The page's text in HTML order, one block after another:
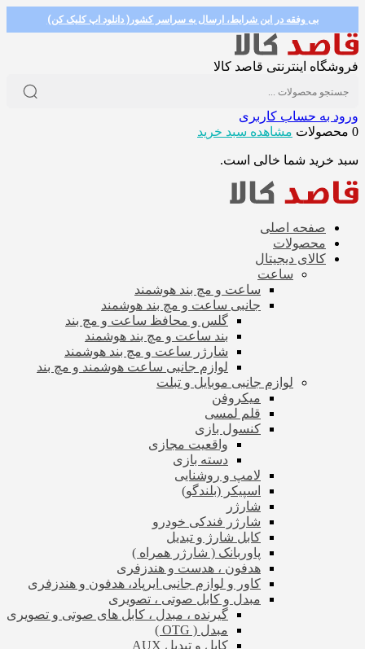
بی وفقه در این شرایط، ارسال به سراسر کشور( دانلود اپ کلیک کن)
فروشگاه اینترنتی قاصد کالا
ورود به حساب کاربری
0 محصولات
مشاهده سبد خرید
سبد خرید شما خالی است.
صفحه اصلی
محصولات
کالای دیجیتال
ساعت
ساعت و مچ بند هوشمند
جانبی ساعت و مچ بند هوشمند
گلس و محافظ ساعت و مچ بند
بند ساعت و مچ بند هوشمند
شارژر ساعت و مچ بند هوشمند
لوازم جانبی ساعت هوشمند و مچ بند
لوازم جانبی موبایل و تبلت
میکروفن
قلم لمسی
کنسول بازی
واقعیت مجازی
دسته بازی
لامپ و روشنایی
اسپیکر (بلندگو)
شارژر
شارژر فندکی خودرو
کابل شارژ و تبدیل
پاوربانک ( شارژر همراه )
هدفون ، هدست و هندزفری
کاور و لوازم جانبی ایرپاد، هدفون و هندزفری
مبدل و کابل صوتی ، تصویری
گیرنده ، مبدل ، کابل های صوتی و تصویری
مبدل ( OTG )
کابل و تبدیل AUX